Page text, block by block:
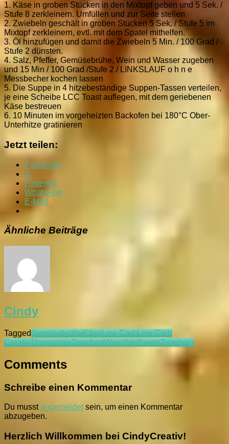
1. Käse in groben Stücken in den Mixtopf geben und 5 Sek. /
Stufe 8 zerkleinern. Umfüllen und zur Seite stellen
2. Zwiebeln geschält in groben Stücken 5 Sek. / Stufe 5 im
Mixtopf zerkleinern, evtl. mit dem Spatel mithelfen.
3. Öl hinzufügen und damit die Zwiebeln 5 Min. / 100 Grad /
Stufe 2 dünsten.
4. Salz, Pfeffer, Gemüsebrühe, Wein und Wasser zugeben
und 15 Min / 100 Grad /Stufe 2 / LINKSLAUF o h n e
Messbecher kochen lassen
5. Die Suppe in 4 hitzebeständige Suppen-Tassen verteilen,
je eine Scheibe LCC Toast auflegen, mit dem geriebenen
Käse bestreuen
6. 10 Minuten im vorgeheizten Backofen bei 180°C Ober-
Unterhitze gratinieren
Jetzt teilen:
Facebook
X
Pinterest
WhatsApp
E-Mail
Ähnliche Beiträge
Cindy
TaggedGemüsebrüheKäseLow CarbLow Carb
CreativThermomixToastbrotWeinWeißweinZwiebeln
Comments
Schreibe einen Kommentar
Du musstangemeldetsein, um einen Kommentar
abzugeben.
Herzlich Willkommen bei CindyCreativ!